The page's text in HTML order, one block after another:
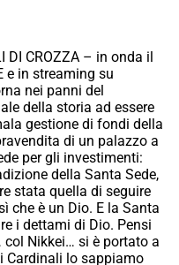
DI CROZZA – in onda il
e in streaming su
nei panni del
della storia ad essere
gestione di fondi della
di un palazzo a
per gli investimenti:
della Santa Sede,
stata quella di seguire
che è un Dio. E la Santa
i dettami di Dio. Pensi
Nikkei… si è portato a
Cardinali lo sappiamo